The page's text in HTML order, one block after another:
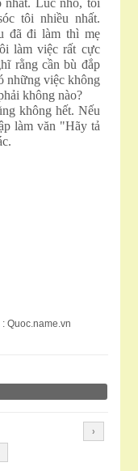
nhất. Lúc nhỏ, tôi
tôi nhiều nhất.
đã đi làm thì mẹ
làm việc rất cực
rằng cần bù đắp
những việc không
không nào?
không hết. Nếu
làm văn "Hãy tả
Quoc.name.vn
›